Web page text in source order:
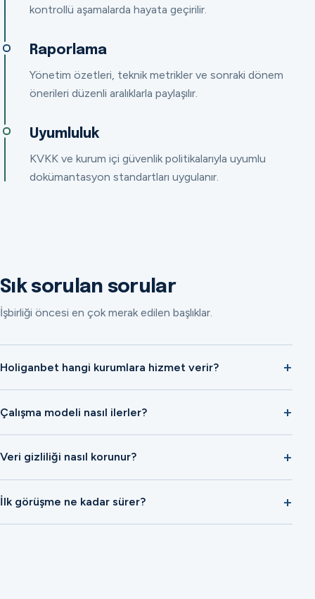
kontrollü aşamalarda hayata geçirilir.
Raporlama
Yönetim özetleri, teknik metrikler ve sonraki dönem
önerileri düzenli aralıklarla paylaşılır.
Uyumluluk
KVKK ve kurum içi güvenlik politikalarıyla uyumlu
dokümantasyon standartları uygulanır.
Sık sorulan sorular
İşbirliği öncesi en çok merak edilen başlıklar.
Holiganbet hangi kurumlara hizmet verir?
Çalışma modeli nasıl ilerler?
Veri gizliliği nasıl korunur?
İlk görüşme ne kadar sürer?